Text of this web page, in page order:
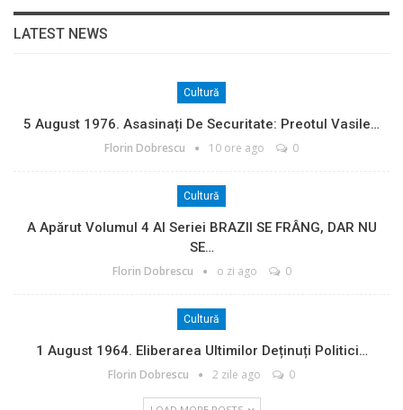
LATEST NEWS
Cultură
5 August 1976. Asasinați De Securitate: Preotul Vasile…
Florin Dobrescu 10 ore ago 0
Cultură
A Apărut Volumul 4 Al Seriei BRAZII SE FRÂNG, DAR NU
SE…
Florin Dobrescu o zi ago 0
Cultură
1 August 1964. Eliberarea Ultimilor Deținuți Politici…
Florin Dobrescu 2 zile ago 0